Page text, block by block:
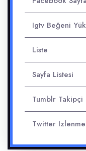
Igtv Beğeni
Liste
Sayfa Listesi
Tumblr Takipçi
Twitter